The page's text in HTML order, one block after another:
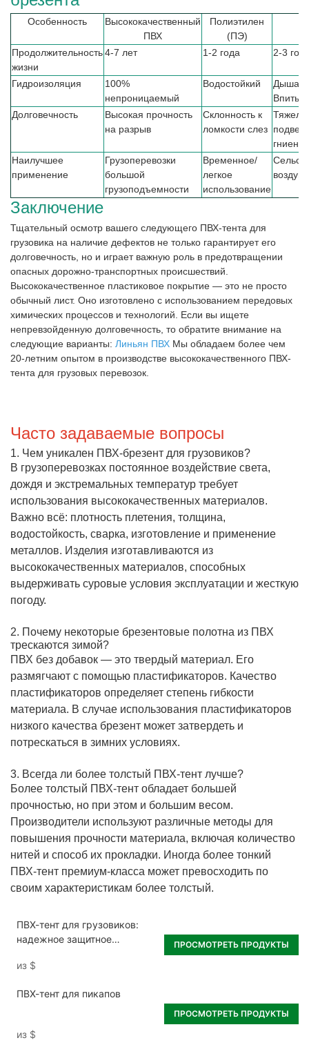
Особенность
Высококачественный
ПВХ
Полиэтилен
(ПЭ)
Продолжительность
жизни
4-7 лет 1-2 года 2-3
Гидроизоляция
100%
непроницаемый
Водостойкий
Долговечность
Высокая прочность
на разрыв
Склонность к
ломкости слез
Наилучшее
применение
Грузоперевозки
большой
грузоподъемности
Временное/
легкое
использование
Заключение
Тщательный осмотр вашего следующего ПВХ-тента для
грузовика на наличие дефектов не только гарантирует его
долговечность, но и играет важную роль в предотвращении
опасных дорожно-транспортных происшествий.
Высококачественное пластиковое покрытие — это не просто
обычный лист. Оно изготовлено с использованием передовых
химических процессов и технологий. Если вы ищете
непревзойденную долговечность, то обратите внимание на
следующие варианты: Линьян ПВХ Мы обладаем более чем
20-летним опытом в производстве высококачественного ПВХ-
тента для грузовых перевозок.
Часто задаваемые вопросы
1. Чем уникален ПВХ-брезент для грузовиков?
В грузоперевозках постоянное воздействие света,
дождя и экстремальных температур требует
использования высококачественных материалов.
Важно всё: плотность плетения, толщина,
водостойкость, сварка, изготовление и применение
металлов. Изделия изготавливаются из
высококачественных материалов, способных
выдерживать суровые условия эксплуатации и жесткую
погоду.
2. Почему некоторые брезентовые полотна из ПВХ
трескаются зимой?
ПВХ без добавок — это твердый материал. Его
размягчают с помощью пластификаторов. Качество
пластификаторов определяет степень гибкости
материала. В случае использования пластификаторов
низкого качества брезент может затвердеть и
потрескаться в зимних условиях.
3. Всегда ли более толстый ПВХ-тент лучше?
Более толстый ПВХ-тент обладает большей
прочностью, но при этом и большим весом.
Производители используют различные методы для
повышения прочности материала, включая количество
нитей и способ их прокладки. Иногда более тонкий
ПВХ-тент премиум-класса может превосходить по
своим характеристикам более толстый.
ПВХ-тент для грузовиков:
надежное защитное
из $
ПРОСМОТРЕТЬ ПРОДУКТЫ
ПВХ-тент для пикапов
из $
ПРОСМОТРЕТЬ ПРОДУКТЫ